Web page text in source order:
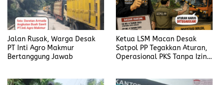
Jalan Rusak, Warga Desak
PT Inti Agro Makmur
Bertanggung Jawab
Ketua LSM Macan Desak
Satpol PP Tegakkan Aturan,
Operasional PKS Tanpa Izin